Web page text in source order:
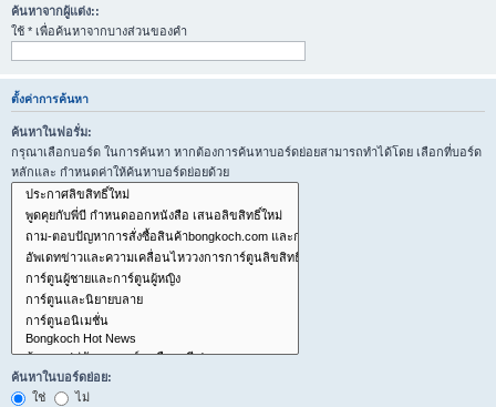
ค้นหาจากผู้แต่ง::
ใช้ * เพื่อค้นหาจากบางส่วนของคำ
ตั้งค่าการค้นหา
ค้นหาในฟอรั่ม:
กรุณาเลือกบอร์ด ในการค้นหา หากต้องการค้นหาบอร์ดย่อยสามารถทำได้โดย เลือกที่บอร์ด
หลักและ กำหนดค่าให้ค้นหาบอร์ดย่อยด้วย
ค้นหาในบอร์ดย่อย:
ใช่
ไม่